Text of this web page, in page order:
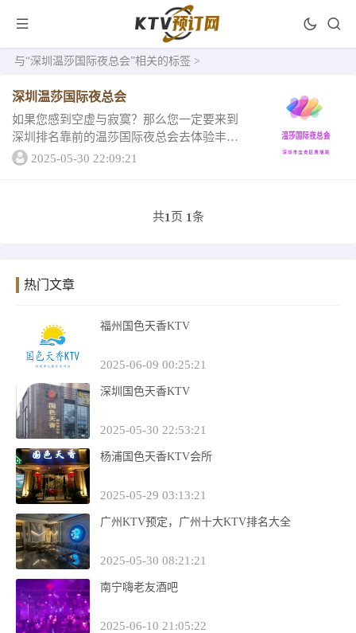
与“深圳温莎国际夜总会”相关的标签 >
深圳温莎国际夜总会
如果您感到空虚与寂寞？那么您一定要来到
深圳排名靠前的温莎国际夜总会去体验丰富
的夜生活，在那里一定有属于您的专属角
2025-05-30 22:09:21
共1 页 1条
热门文章
福州国色天香KTV
2025-06-09 00:25:21
深圳国色天香KTV
2025-05-30 22:53:21
杨浦国色天香KTV会所
2025-05-29 03:13:21
广州KTV预定，广州十大KTV排名大全
2025-05-30 08:21:21
南宁嗨老友酒吧
2025-06-10 21:05:22